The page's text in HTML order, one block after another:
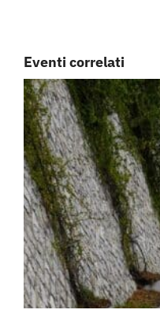
Eventi correlati